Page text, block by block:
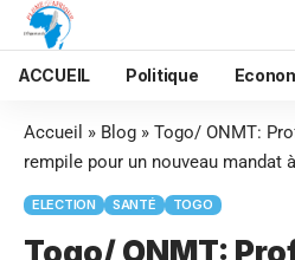
ACCUEIL Politique
Accueil » Blog » Togo/ ONMT:
rempile pour un nouveau mandat
ELECTION SANTÉ TOGO
Togo/ ONMT: